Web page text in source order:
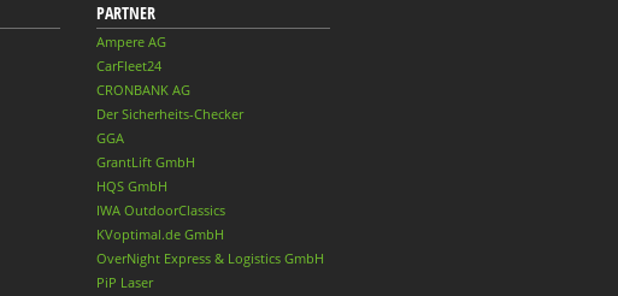
PARTNER
Ampere AG
CarFleet24
CRONBANK AG
Der Sicherheits-Checker
GGA
GrantLift GmbH
HQS GmbH
IWA OutdoorClassics
KVoptimal.de GmbH
OverNight Express & Logistics GmbH
PiP Laser